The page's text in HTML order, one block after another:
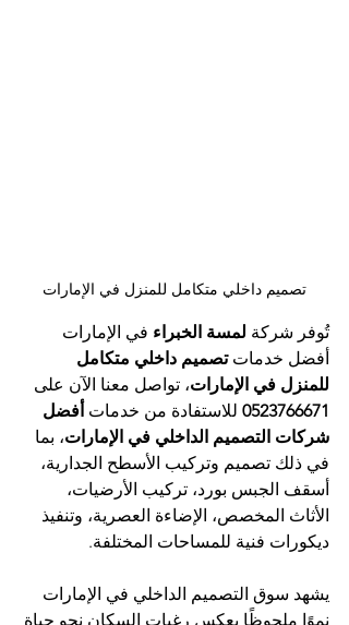
تصميم داخلي متكامل للمنزل في الإمارات
تُوفر شركة لمسة الخبراء في الإمارات
أفضل خدمات تصميم داخلي متكامل
للمنزل في الإمارات، تواصل معنا الآن على
0523766671 للاستفادة من خدمات أفضل
شركات التصميم الداخلي في الإمارات، بما
في ذلك تصميم وتركيب الأسطح الجدارية،
أسقف الجبس بورد، تركيب الأرضيات،
الأثاث المخصص، الإضاءة العصرية، وتنفيذ
ديكورات فنية للمساحات المختلفة.
يشهد سوق التصميم الداخلي في الإمارات
نموًا ملحوظًا يعكس رغبات السكان نحو حياة